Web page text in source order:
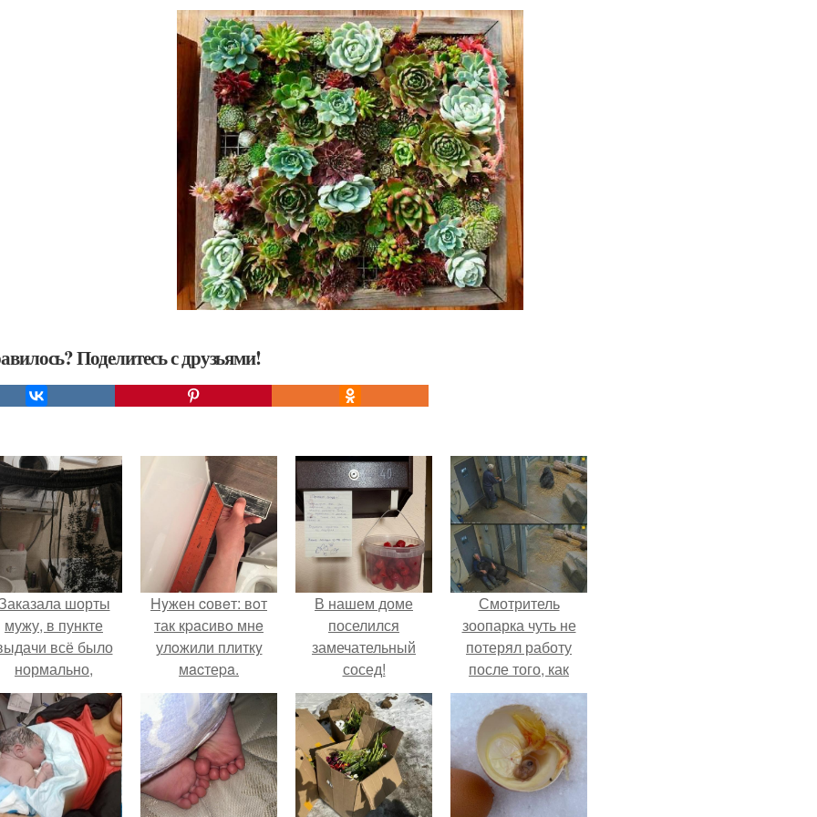
Поделитесь с друзьями!
шорты
мужу, в пункте
всё было
нормально,
примерил все
ничего не
беды.
Hyжен cовeт: вoт
так кpaсивo мнe
улoжили плиткy
мacтеpa.
В нашем доме
поселился
замечательный
сосед!
Смотритель
зоопарка чуть не
потерял работу
после того, как
камеры заметили,
как он ночью
пробирается в
вольер к горилле.